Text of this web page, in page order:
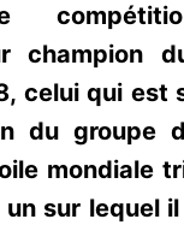
champion
celui qui est
du groupe
mondiale
sur lequel